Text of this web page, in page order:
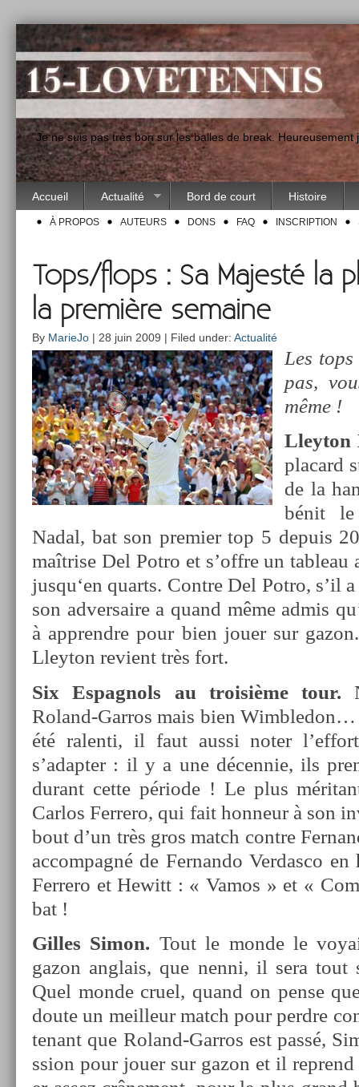
"Je ne suis pas très bon sur les balles de break.
Accueil Actualité Bord de court Histoire
À PROPOS AUTEURS DONS FAQ INSCRIPTION
Tops/flops : Sa Majesté la
la première semaine
By MarieJo | 28 juin 2009 | Filed under: Actualité
Les
pas,
même !
Lleyton
placard
de la
bénit
Nadal, bat son pre­mi­er top 5 de­puis
maîtrise Del Potro et s’offre un tab­leau
jusqu‘en quarts. Con­tre Del Potro, s’il
son ad­versaire a quand même admis
à apprendre pour bien jouer sur
Lleyton re­vient très fort.
Six Es­pagnols au troisiè­me tour.
Roland-Garros mais bien Wimbledon…
été ralen­ti, il faut aussi noter
s’adapt­er : il y a une décen­nie, ils
durant cette période ! Le plus
Car­los Fer­rero, qui fait hon­neur à son
bout d’un très gros match con­tre
ac­compagné de Fer­nando Ver­dasco
Fer­rero et Hewitt : « Vamos » et «
bat !
Gil­les Simon. Tout le monde le
gazon an­glais, que nenni, il sera tout
Quel monde cruel, quand on pense
doute un meil­leur match pour per­dre
tenant que Roland-Garros est passé,
ss­ion pour jouer sur gazon et il